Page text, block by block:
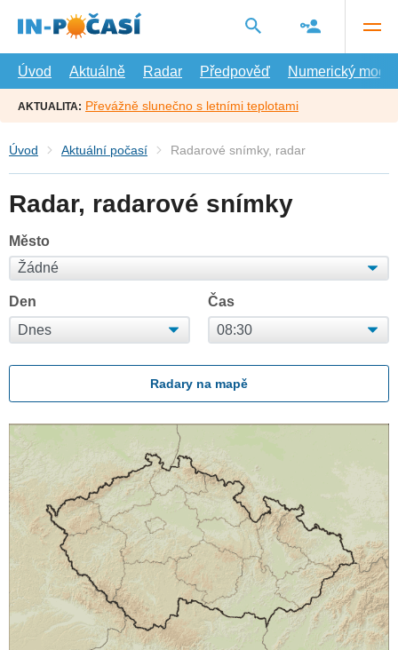
hlavní
Úvod
Aktuálně Radar Předpověď Numerický model
AKTUALITA: Převážně slunečno s letními teplotami
Úvod Aktuální počasí Radarové snímky, radar
Radar, radarové snímky
Město
Den Čas
Radary na mapě